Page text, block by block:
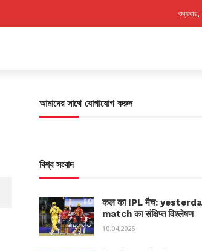
আমাদের সাথে যোগাযোগ করুন
বিশ্ব সংবাদ
कल का IPL मैच:
match का संक्षिप्त विश्लेषण
10.04.2026